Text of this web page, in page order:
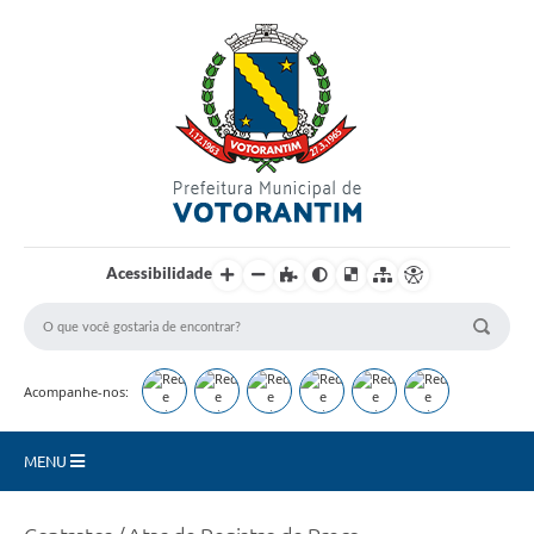
Acessibilidade
Acompanhe-nos:
MENU